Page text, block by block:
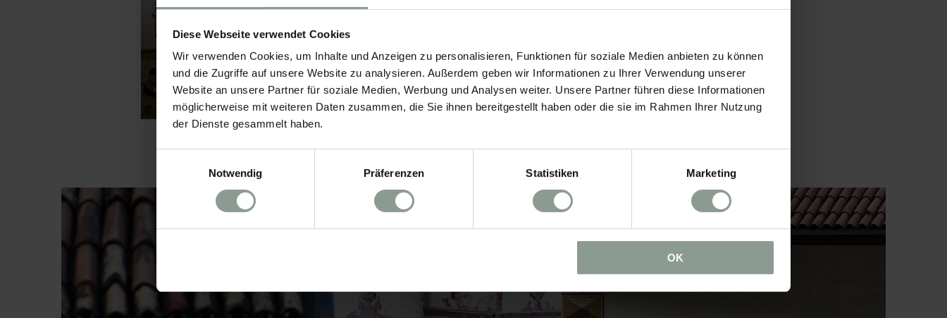
Diese Webseite verwendet Cookies
Wir verwenden Cookies, um Inhalte und Anzeigen zu personalisieren, Funktionen für soziale Medien anbieten zu können
und die Zugriffe auf unsere Website zu analysieren. Außerdem geben wir Informationen zu Ihrer Verwendung unserer
Website an unsere Partner für soziale Medien, Werbung und Analysen weiter. Unsere Partner führen diese Informationen
möglicherweise mit weiteren Daten zusammen, die Sie ihnen bereitgestellt haben oder die sie im Rahmen Ihrer Nutzung
der Dienste gesammelt haben.
Notwendig
Präferenzen Statistiken Marketing
OK